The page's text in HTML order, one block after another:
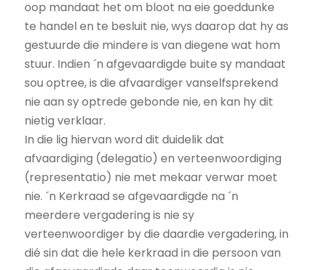
oop mandaat het om bloot na eie goeddunke
te handel en te besluit nie, wys daarop dat hy as
gestuurde die mindere is van diegene wat hom
stuur. Indien ´n afgevaardigde buite sy mandaat
sou optree, is die afvaardiger vanselfsprekend
nie aan sy optrede gebonde nie, en kan hy dit
nietig verklaar.
In die lig hiervan word dit duidelik dat
afvaardiging (delegatio) en verteenwoordiging
(representatio) nie met mekaar verwar moet
nie. ´n Kerkraad se afgevaardigde na ´n
meerdere vergadering is nie sy
verteenwoordiger by die daardie vergadering, in
dié sin dat die hele kerkraad in die persoon van